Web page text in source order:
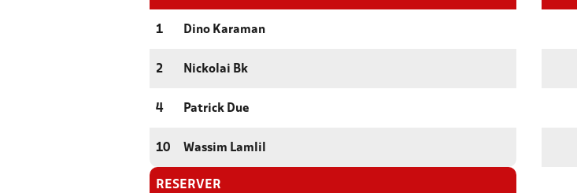
1 Dino Karaman
2 Nickolai Bk
4 Patrick Due
10 Wassim Lamlil
RESERVER